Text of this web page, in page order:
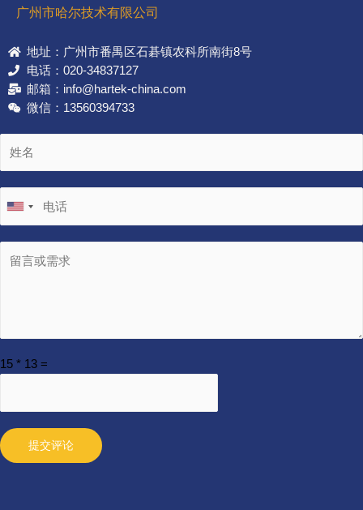
广州市哈尔技术有限公司
地址：广州市番禺区石碁镇农科所南街8号
电话：020-34837127
邮箱：info@hartek-china.com
微信：13560394733
15 * 13 =
提交评论